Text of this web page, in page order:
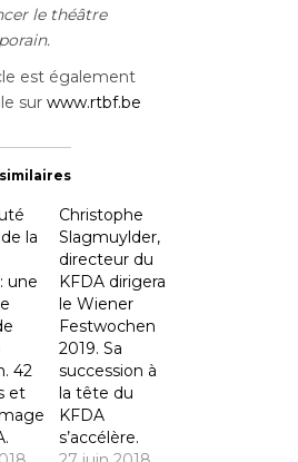
le théâtre
est également
sur www.rtbf.be
la
une
42
et
Christophe
Slagmuylder,
directeur du
KFDA dirigera
le Wiener
Festwochen
2019. Sa
succession à
la tête du
KFDA
s’accélère.